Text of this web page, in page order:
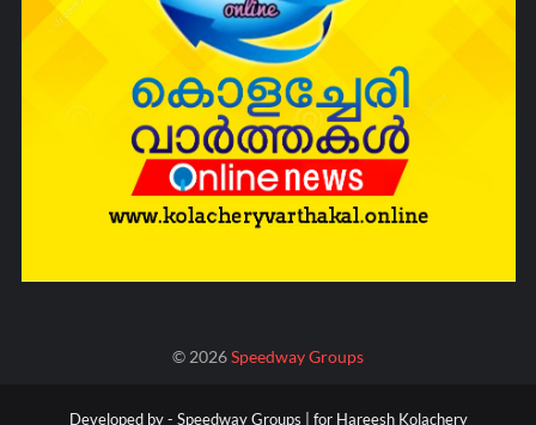
©2026Speedway Groups
Developed by - Speedway Groups | for Hareesh Kolachery